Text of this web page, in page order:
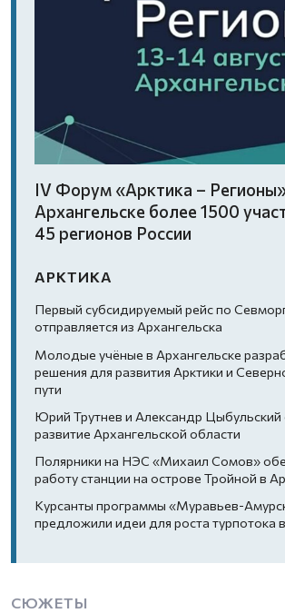
IV Форум «Арктика –
Архангельске более 1500
45 регионов России
АРКТИКА
Первый субсидируемый рейс по
отправляется из Архангельска
Молодые учёные в Архангельске
решения для развития Арктики и
пути
Юрий Трутнев и Александр Цыбульский
развитие Архангельской области
Полярники на НЭС «Михаил Сомов»
работу станции на острове Тройной в
Курсанты программы «Муравьев-
предложили идеи для роста турпотока
СЮЖЕТЫ